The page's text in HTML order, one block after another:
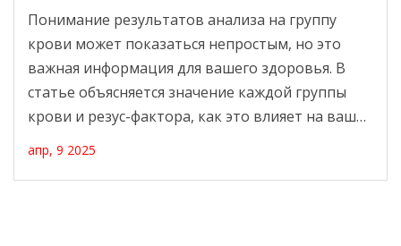
Понимание результатов анализа на группу
крови может показаться непростым, но это
важная информация для вашего здоровья. В
статье объясняется значение каждой группы
крови и резус-фактора, как это влияет на ваше
знания особенно важны. Также обсуждаются
апр, 9 2025